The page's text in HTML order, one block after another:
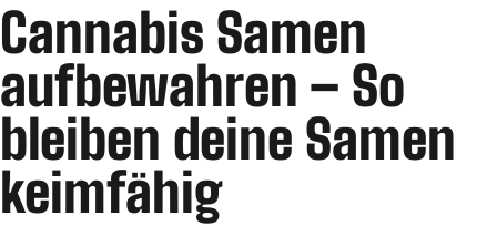
Cannabis Samen
aufbewahren – So
bleiben deine Samen
keimfähig